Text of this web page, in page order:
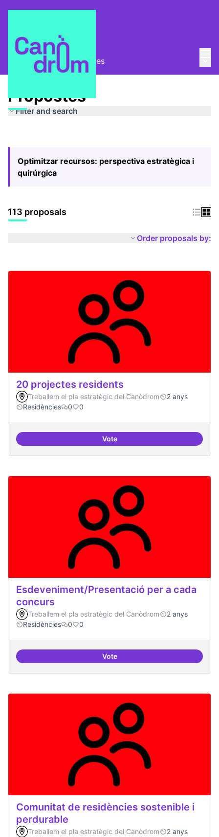
Pla Estratègic Propostes
Propostes
Filter and search
Optimitzar recursos: perspectiva estratègica i
quirúrgica
113 proposals
Order proposals by:
20 projectes residents
Treballem el pla estratègic del Canòdrom
2 anys
Residències
0 0
Vote20 projectes residents
Esdeveniment/Presentació per a cada
concurs
Treballem el pla estratègic del Canòdrom
2 anys
Residències
0 0
VoteEsdeveniment/Presentació per
Comunitat de residències sostenible i
perdurable
Treballem el pla estratègic del Canòdrom
2 anys